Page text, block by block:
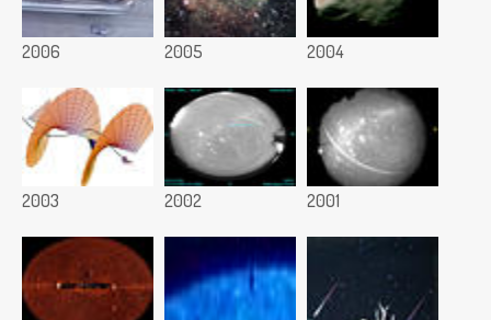
2006 2005 2004
2003 2002 2001